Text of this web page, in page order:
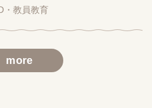
・教員教育
more